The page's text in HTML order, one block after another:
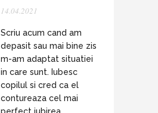
14.04.2021
Scriu acum cand am
depasit sau mai bine zis
m-am adaptat situatiei
in care sunt. Iubesc
copilul si cred ca el
contureaza cel mai